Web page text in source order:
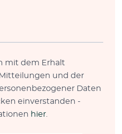
mit dem Erhalt
und der
Daten
einverstanden -
hier